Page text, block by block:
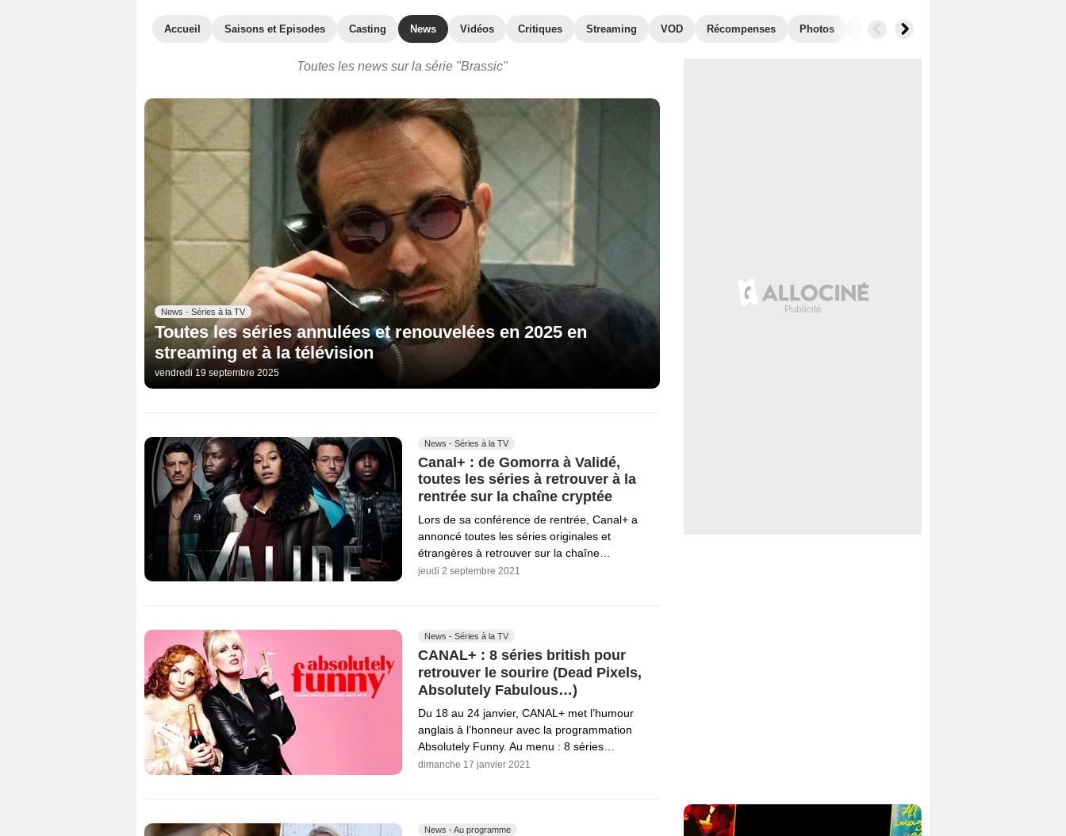
Accueil Saisons et Episodes Casting News Vidéos Critiques Streaming VOD Récompenses Photos Séries similaires
Toutes les news sur la série "Brassic"
News - Séries à la TV
Toutes les séries annulées et renouvelées en 2025 en
streaming et à la télévision
vendredi 19 septembre 2025
News - Séries à la TV
Canal+ : de Gomorra à Validé,
toutes les séries à retrouver à la
rentrée sur la chaîne cryptée
Lors de sa conférence de rentrée, Canal+ a
annoncé toutes les séries originales et
étrangères à retrouver sur la chaîne…
jeudi 2 septembre 2021
News - Séries à la TV
CANAL+ : 8 séries british pour
retrouver le sourire (Dead Pixels,
Absolutely Fabulous…)
Du 18 au 24 janvier, CANAL+ met l’humour
anglais à l’honneur avec la programmation
Absolutely Funny. Au menu : 8 séries…
dimanche 17 janvier 2021
News - Au programme